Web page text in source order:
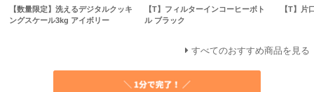
【数量限定】洗えるデジタルクッキ
ングスケール3kg アイボリー
【T】フィルターインコーヒーボト
ル ブラック
【T】片
すべてのおすすめ商品を見る